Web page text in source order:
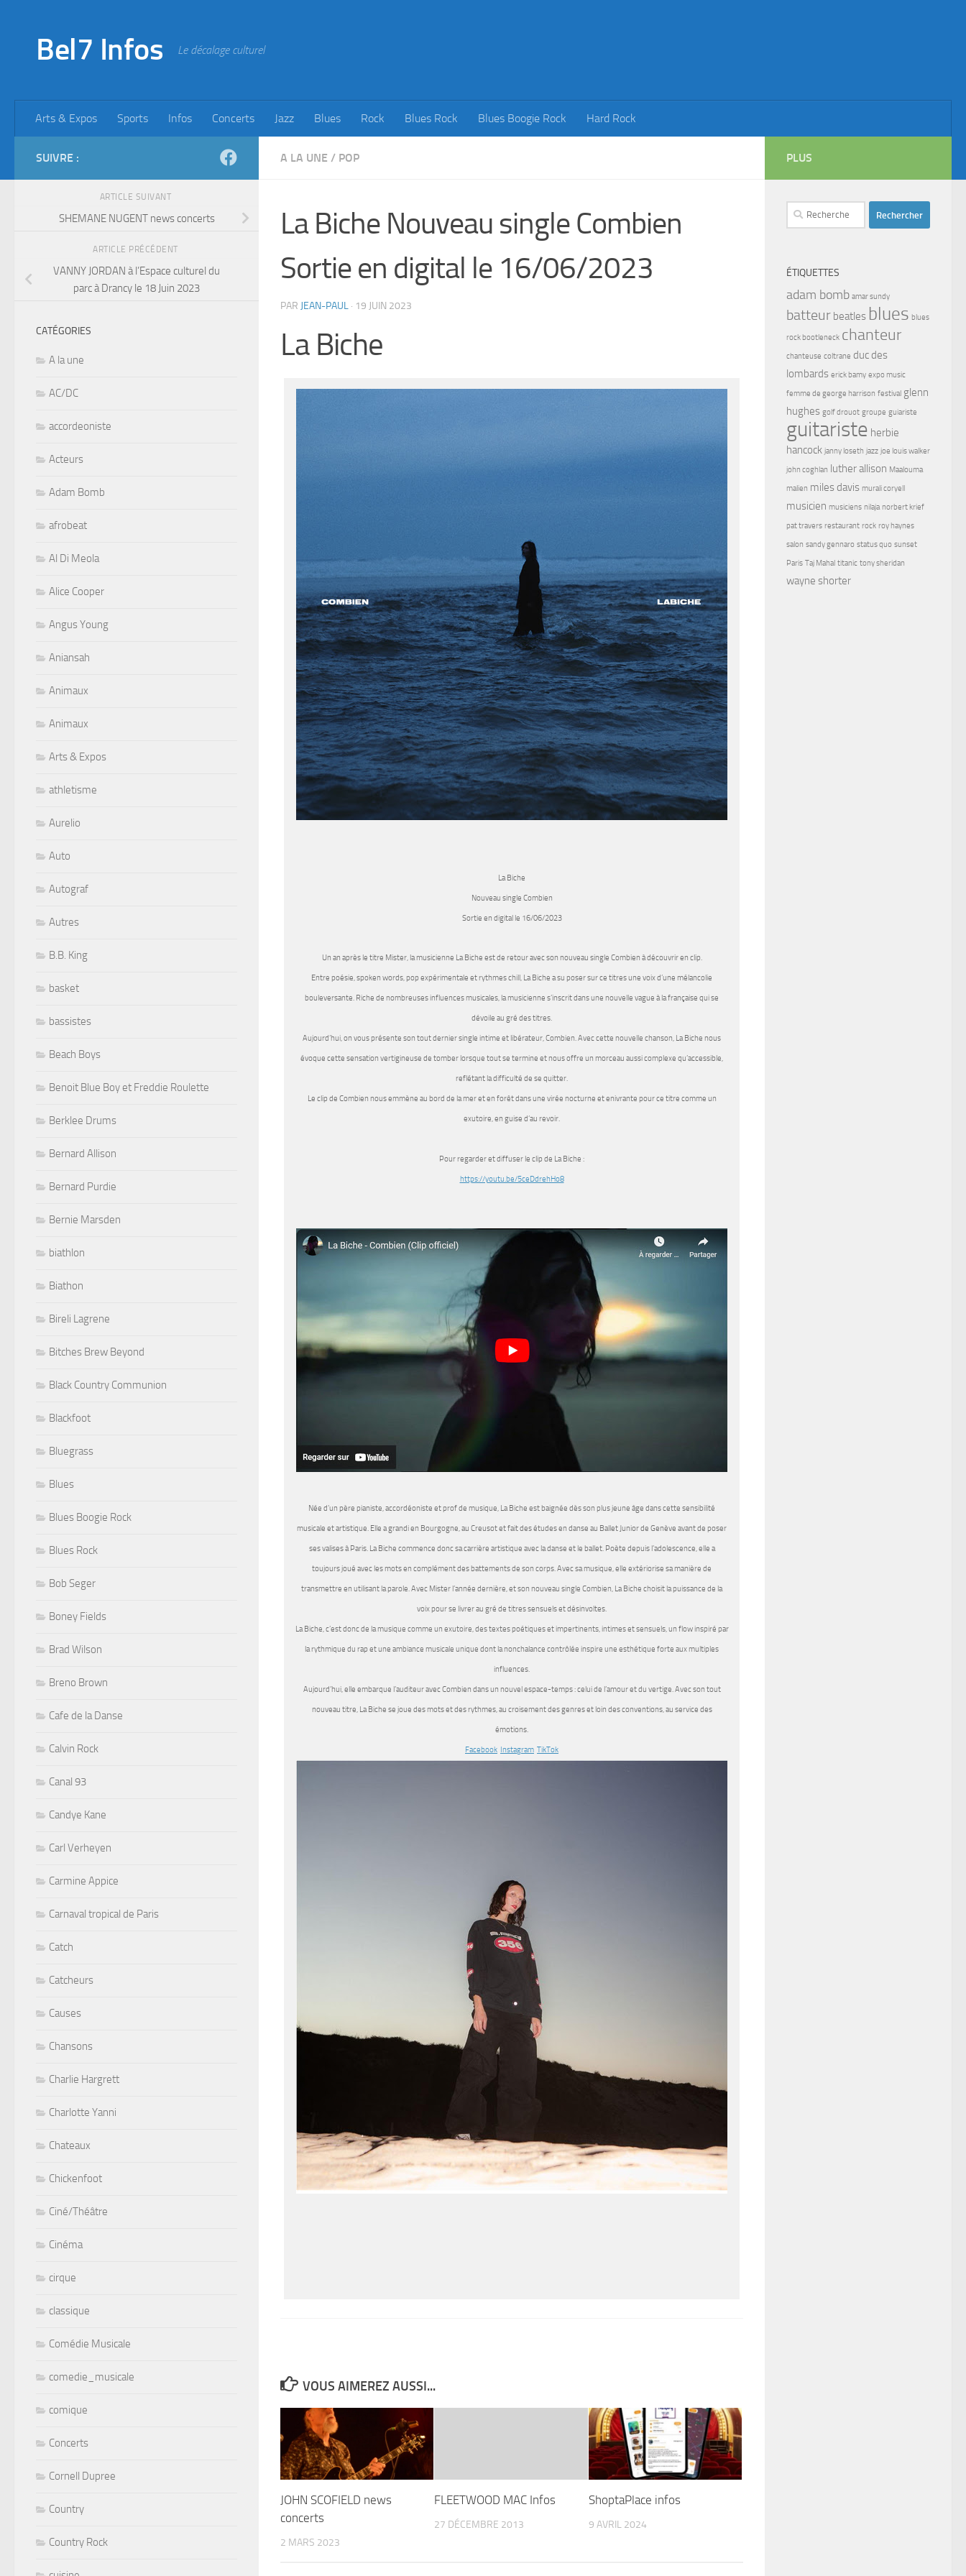
Bel7 Infos Le décalage culturel
Arts & Expos Sports Infos Concerts Jazz Blues Rock Blues Rock Blues Boogie Rock Hard Rock
A LA UNE / POP
La Biche Nouveau single Combien
Sortie en digital le 16/06/2023
PAR JEAN-PAUL · 19 JUIN 2023
La Biche
La Biche
Nouveau single Combien
Sortie en digital le 16/06/2023
Un an après le titre Mister, la musicienne La Biche est de retour avec son nouveau single Combien à découvrir en clip.
Entre poésie, spoken words, pop expérimentale et rythmes chill, La Biche a su poser sur ce titres une voix d’une mélancolie
bouleversante. Riche de nombreuses influences musicales, la musicienne s’inscrit dans une nouvelle vague à la française qui se
dévoile au gré des titres.
Aujourd’hui, on vous présente son tout dernier single intime et libérateur,Combien. Avec cette nouvelle chanson, La Biche nous
évoque cette sensation vertigineuse de tomber lorsque tout se termine et nous offre un morceau aussi complexe qu’accessible,
reflétant la difficulté de se quitter.
Le clip de Combien nous emmène au bord de la mer et en forêt dans une virée nocturne et enivrante pour ce titre comme un
exutoire, en guise d’au revoir.
Pour regarder et diffuser le clip de La Biche :
https://youtu.be/5ceDdrehHo8
Née d’un père pianiste, accordéoniste et prof de musique, La Biche est baignée dès son plus jeune âge dans cette sensibilité
musicale et artistique. Elle a grandi en Bourgogne, au Creusot et fait des études en danse au Ballet Junior de Genève avant de poser
ses valises à Paris. La Biche commence donc sa carrière artistique avec la danse et le ballet. Poète depuis l’adolescence, elle a
toujours joué avec les mots en complément des battements de son corps. Avec sa musique, elle extériorise sa manière de
transmettre en utilisant la parole. Avec Mister l’année dernière, et son nouveau single Combien, La Biche choisit la puissance de la
voix pour se livrer au gré de titres sensuels et désinvoltes.
La Biche, c’est donc de la musique comme un exutoire, des textes poétiques et impertinents, intimes et sensuels, un flow inspiré par
la rythmique du rap et une ambiance musicale unique dont la nonchalance contrôlée inspire une esthétique forte aux multiples
influences.
Aujourd’hui, elle embarque l’auditeur avec Combien dans un nouvel espace-temps : celui de l’amour et du vertige. Avec son tout
nouveau titre, La Biche se joue des mots et des rythmes, au croisement des genres et loin des conventions, au service des
émotions.
Facebook Instagram TikTok
VOUS AIMEREZ AUSSI...
JOHN SCOFIELD news
concerts
2 MARS 2023
FLEETWOOD MAC Infos
27 DÉCEMBRE 2013
ShoptaPlace infos
9 AVRIL 2024
SUIVRE :
ARTICLE SUIVANT
SHEMANE NUGENT news concerts
ARTICLE PRÉCÉDENT
VANNY JORDAN à l’Espace culturel du
parc à Drancy le 18 Juin 2023
CATÉGORIES
A la une
AC/DC
accordeoniste
Acteurs
Adam Bomb
afrobeat
Al Di Meola
Alice Cooper
Angus Young
Aniansah
Animaux
Animaux
Arts & Expos
athletisme
Aurelio
Auto
Autograf
Autres
B.B. King
basket
bassistes
Beach Boys
Benoit Blue Boy et Freddie Roulette
Berklee Drums
Bernard Allison
Bernard Purdie
Bernie Marsden
biathlon
Biathon
Bireli Lagrene
Bitches Brew Beyond
Black Country Communion
Blackfoot
Bluegrass
Blues
Blues Boogie Rock
Blues Rock
Bob Seger
Boney Fields
Brad Wilson
Breno Brown
Cafe de la Danse
Calvin Rock
Canal 93
Candye Kane
Carl Verheyen
Carmine Appice
Carnaval tropical de Paris
Catch
Catcheurs
Causes
Chansons
Charlie Hargrett
Charlotte Yanni
Chateaux
Chickenfoot
Ciné/Théâtre
Cinéma
cirque
classique
Comédie Musicale
comedie_musicale
comique
Concerts
Cornell Dupree
Country
Country Rock
PLUS
Rechercher :
ÉTIQUETTES
adam bomb amar sundy
batteur beatles blues blues
rock bootleneck chanteur
chanteuse coltrane duc des
lombards erick bamy expo music
femme de george harrison festival glenn
hughes golf drouot groupe guiariste
guitariste herbie
hancock janny loseth jazz joe louis walker
john coghlan luther allison Maalouma
malien miles davis murali coryell
musicien musiciens nilaja norbert krief
pat travers restaurant rock roy haynes
salon sandy gennaro status quo sunset
Paris Taj Mahal titanic tony sheridan
wayne shorter